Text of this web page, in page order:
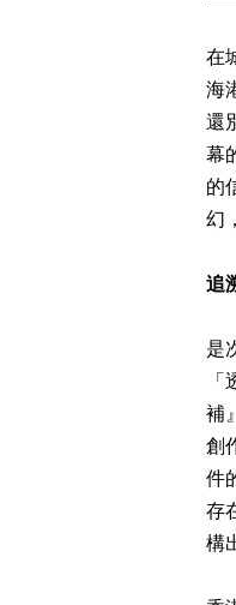
在
海
還
幕
的
幻
追
是
補
創
件
存
構